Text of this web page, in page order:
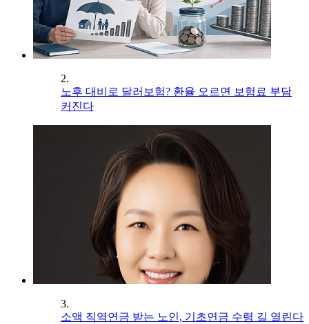
2.
노후 대비로 달러보험? 환율 오르면 보험료 부담
커진다
3.
소액 직역연금 받는 노인, 기초연금 수령 길 열린다